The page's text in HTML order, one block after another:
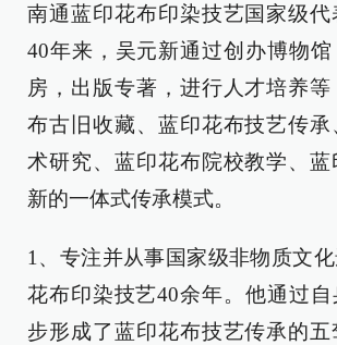
南通蓝印花布印染技艺国家级代
40年来，吴元新通过创办博物
房，出版专著，进行人才培养
布古旧收藏、蓝印花布技艺传
术研究、蓝印花布院校教学、蓝
新的一体式传承模式。
1、专注并从事国家级非物质文
花布印染技艺40余年。他通过
步形成了蓝印花布技艺传承的五